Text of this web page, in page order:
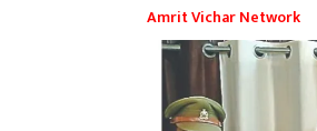
Amrit Vichar Network